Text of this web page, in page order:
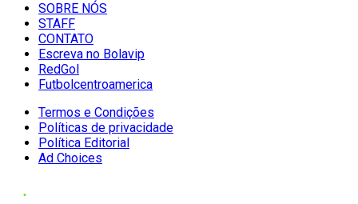
SOBRE NÓS
STAFF
CONTATO
Escreva no Bolavip
RedGol
Futbolcentroamerica
Termos e Condições
Políticas de privacidade
Política Editorial
Ad Choices